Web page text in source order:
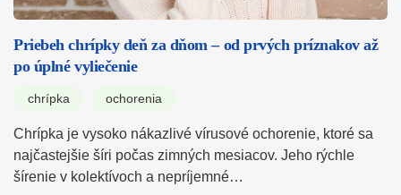
Priebeh chrípky deň za dňom – od prvých príznakov až
po úplné vyliečenie
chrípka ochorenia
Chrípka je vysoko nákazlivé vírusové ochorenie, ktoré sa
najčastejšie šíri počas zimných mesiacov. Jeho rýchle
šírenie v kolektívoch a nepríjemné…